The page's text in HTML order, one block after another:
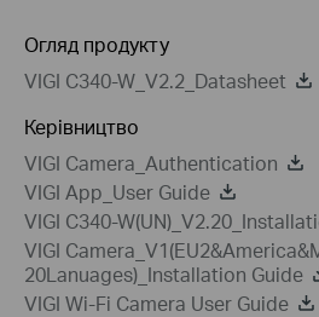
Огляд продукту
VIGI C340-W_V2.2_Datasheet
Керівництво
VIGI Camera_Authentication
VIGI App_User Guide
VIGI C340-
VIGI
20Lanuages)_Installation Guide
VIGI Wi-Fi Camera User Guide